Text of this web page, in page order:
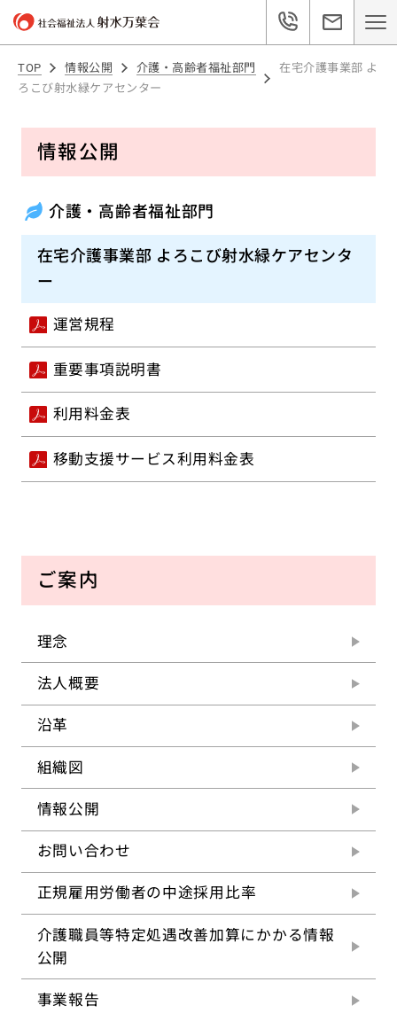
TOP 情報公開 介護・高齢者福祉部門
在宅介護事業部 よ
ろこび射水緑ケアセンター
情報公開
介護・高齢者福祉部門
在宅介護事業部 よろこび射水緑ケアセンタ
ー
運営規程
重要事項説明書
利用料金表
移動支援サービス利用料金表
ご案内
理念
法人概要
沿革
組織図
情報公開
お問い合わせ
正規雇用労働者の中途採用比率
介護職員等特定処遇改善加算にかかる情報
公開
事業報告